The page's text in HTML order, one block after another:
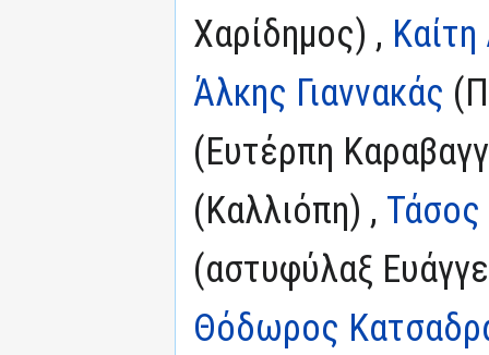
Χαρίδημος) ,
Άλκης Γιαννακάς
(Ευτέρπη
(Καλλιόπη) , Τάσος
(αστυφύλαξ
Θόδωρος